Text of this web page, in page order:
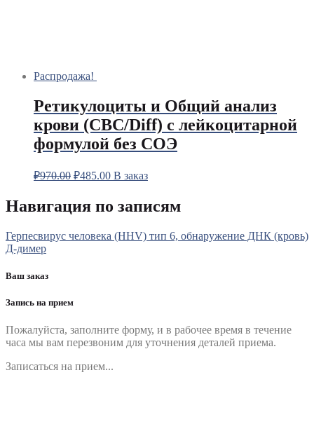
Распродажа!
Ретикулоциты и Общий анализ
крови (CBC/Diff) с лейкоцитарной
формулой без СОЭ
₽970.00 ₽485.00 В заказ
Навигация по записям
Герпесвирус человека (HHV) тип 6, обнаружение ДНК (кровь)
Д-димер
Ваш заказ
Запись на прием
Пожалуйста, заполните форму, и в рабочее время в течение
часа мы вам перезвоним для уточнения деталей приема.
Записаться на прием...